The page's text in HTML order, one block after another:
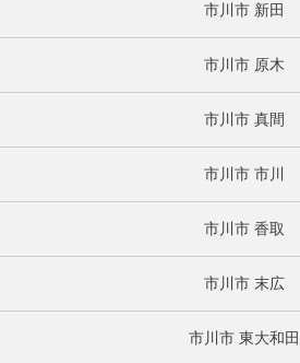
市川市 新田
市川市 原木
市川市 真間
市川市 市川
市川市 香取
市川市 末広
市川市 東大和田